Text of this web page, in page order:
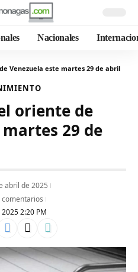
Nacionales
Venezuela este martes 29 de abril
oriente de
29 de
2:20 PM
abril de 2025
comentarios